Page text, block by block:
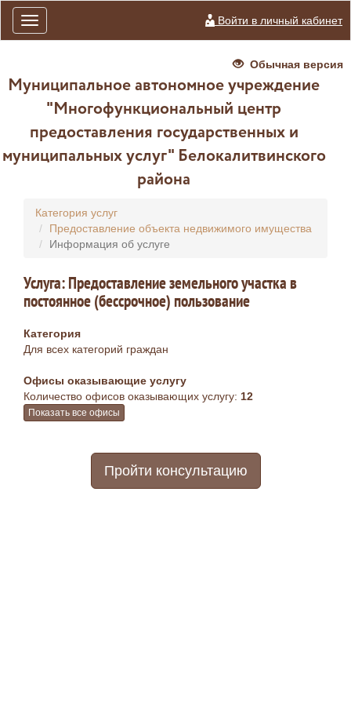
Toggle
navigation
Войти в личный кабинет
Обычная версия
Муниципальное автономное учреждение
"Многофункциональный центр
предоставления государственных и
муниципальных услуг" Белокалитвинского
района
Категория услуг
Предоставление объекта недвижимого имущества
Информация об услуге
Услуга: Предоставление земельного участка в
постоянное (бессрочное) пользование
Категория
Для всех категорий граждан
Офисы оказывающие услугу
Количество офисов оказывающих услугу: 12
Показать все офисы
Пройти консультацию